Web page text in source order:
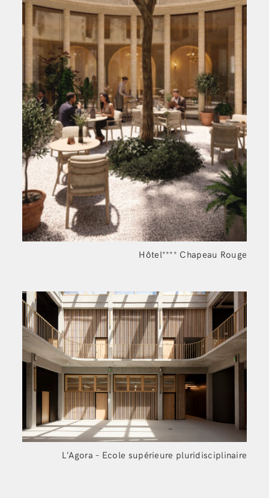
Hôtel**** Chapeau Rouge
L’Agora – Ecole supérieure pluridisciplinaire